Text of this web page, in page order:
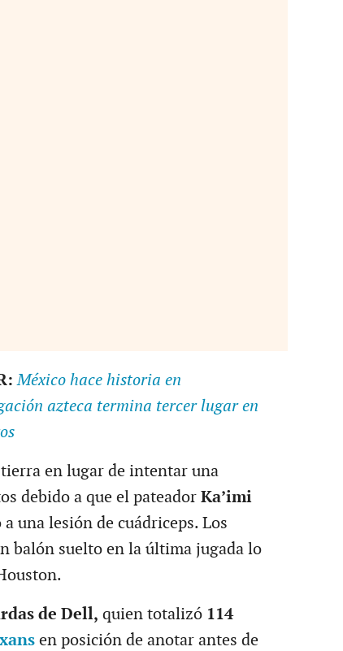
México hace historia en
azteca termina tercer lugar en
en lugar de intentar una
debido a que el pateador Ka’imi
una lesión de cuádriceps. Los
balón suelto en la última jugada lo
de Dell, quien totalizó114
en posición de anotar antes de